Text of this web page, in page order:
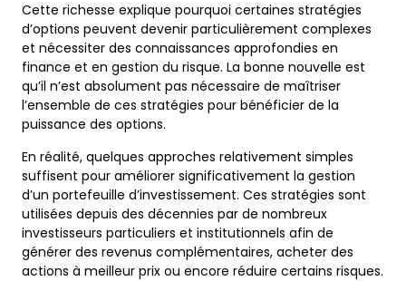
Cette richesse explique pourquoi certaines stratégies
d’options peuvent devenir particulièrement complexes
et nécessiter des connaissances approfondies en
finance et en gestion du risque. La bonne nouvelle est
qu’il n’est absolument pas nécessaire de maîtriser
l’ensemble de ces stratégies pour bénéficier de la
puissance des options.
En réalité, quelques approches relativement simples
suffisent pour améliorer significativement la gestion
d’un portefeuille d’investissement. Ces stratégies sont
utilisées depuis des décennies par de nombreux
investisseurs particuliers et institutionnels afin de
générer des revenus complémentaires, acheter des
actions à meilleur prix ou encore réduire certains risques.